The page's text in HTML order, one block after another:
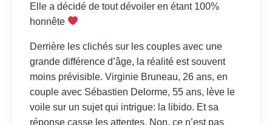
Elle a décidé de tout dévoiler en étant 100%
honnête
Derrière les clichés sur les couples avec une
grande différence d’âge, la réalité est souvent
moins prévisible. Virginie Bruneau, 26 ans, en
couple avec Sébastien Delorme, 55 ans, lève le
voile sur un sujet qui intrigue: la libido. Et sa
réponse casse les attentes. Non, ce n’est pas